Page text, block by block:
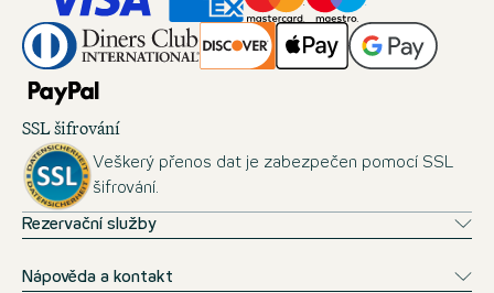
SSL šifrování
Veškerý přenos dat je zabezpečen pomocí SSL
šifrování.
Rezervační služby
Nápověda a kontakt